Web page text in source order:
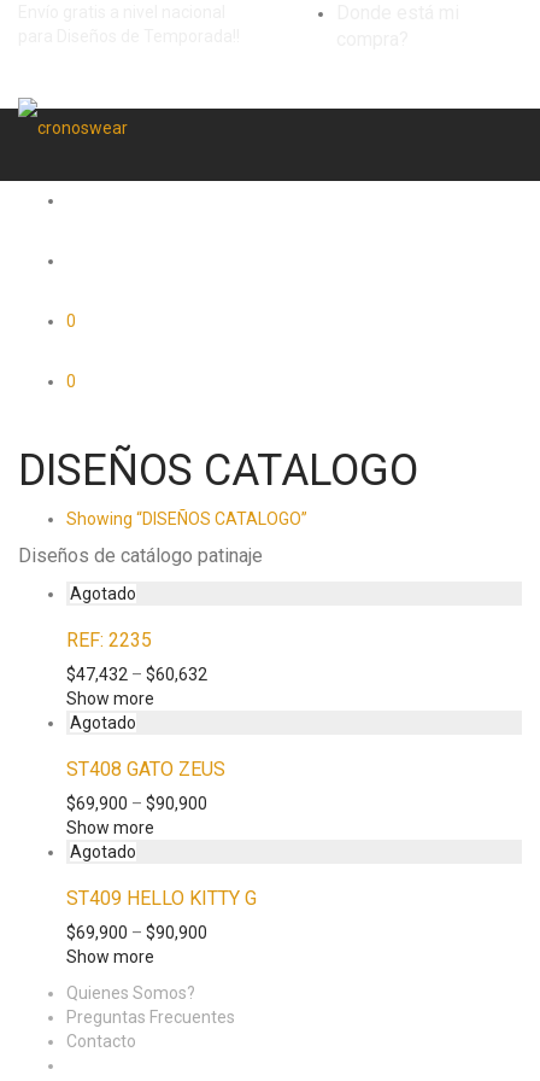
0
0
DISEÑOS CATALOGO
Showing “DISEÑOS CATALOGO”
Diseños de catálogo patinaje
REF: 2235
$47,432 – $60,632
Show more
ST408 GATO ZEUS
$69,900 – $90,900
Show more
ST409 HELLO KITTY G
$69,900 – $90,900
Show more
Quienes Somos?
Preguntas Frecuentes
Contacto